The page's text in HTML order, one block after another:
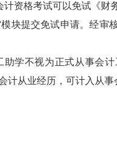
资格考试可以免试《财
模块提交免试申请。经审
助学不视为正式从事会
计从业经历，可计入从事